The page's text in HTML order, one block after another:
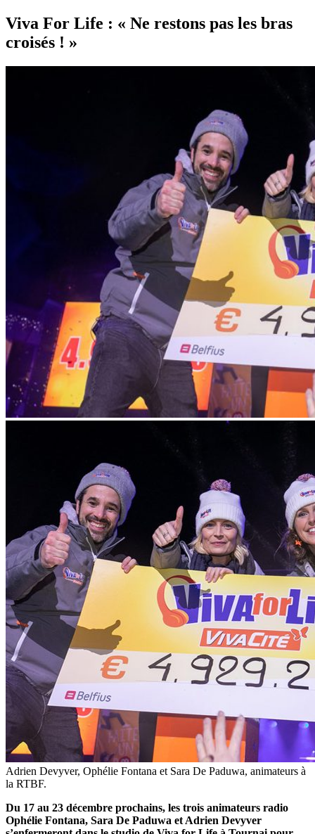
Viva For Life : « Ne restons pas les bras
croisés ! »
Adrien Devyver, Ophélie Fontana et Sara De Paduwa, animateurs à
la RTBF.
Du 17 au 23 décembre prochains, les trois animateurs radio
Ophélie Fontana, Sara De Paduwa et Adrien Devyver